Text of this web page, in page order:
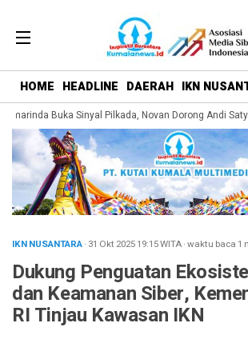
HOME HEADLINE DAERAH IKN
Buka Sinyal Pilkada, Novan Dorong Andi Satya
IKN NUSANTARA· 31 Okt 202519:15WITA·waktu baca 1
Dukung Penguatan
dan Keamanan Siber,
RI Tinjau Kawasan IKN